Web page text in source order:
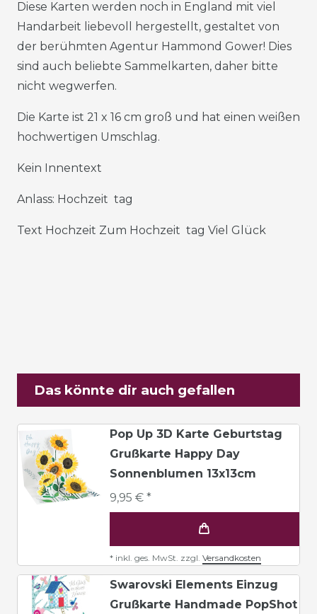
Diese Karten werden noch in England mit viel
Handarbeit liebevoll hergestellt, gestaltet von
der berühmten Agentur Hammond Gower! Dies
sind auch beliebte Sammelkarten, daher bitte
nicht wegwerfen.
Die Karte ist 21 x 16 cm groß und hat einen weißen
hochwertigen Umschlag.
Kein Innentext
Anlass: Hochzeit tag
Text Hochzeit Zum Hochzeit tag Viel Glück
Das könnte dir auch gefallen
Pop Up 3D Karte Geburtstag
Grußkarte Happy Day
Sonnenblumen 13x13cm
9,95 € *
* inkl. ges. MwSt. zzgl. Versandkosten
Swarovski Elements Einzug
Grußkarte Handmade PopShot